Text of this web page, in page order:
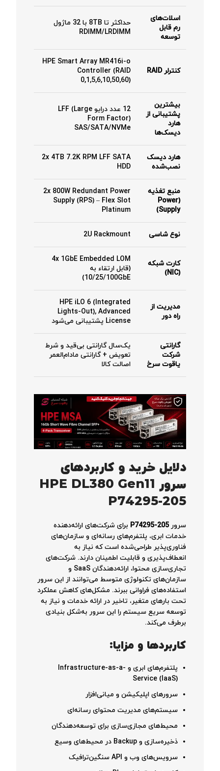
اسلات‌های
رم قابل
توسعه
حداکثر تا 8TB با 32 ماژول
RDIMM/LRDIMM
کنترلر RAID
HPE Smart Array MR416i-o
Controller (RAID
0,1,5,6,10,50,60)
بیشترین
پشتیبانی از
هارد
دیسک‌ها
12 عدد درایو LFF (Large
Form Factor)
SAS/SATA/NVMe
هارد دیسک
نصب‌شده
2x 4TB 7.2K RPM LFF SATA
HDD
منبع تغذیه
(Power
Supply)
2x 800W Redundant Power
Supply (RPS) – Flex Slot
Platinum
نوع شاسی 2U Rackmount
کارت شبکه
(NIC)
4x 1GbE Embedded LOM
(قابل ارتقاء به
10/25/100GbE)
مدیریت از
راه دور
HPE iLO 6 (Integrated
Lights-Out), Advanced
License پشتیبانی می‌شود
گارانتی
شرکت
یاقوت سرخ
یک‌سال گارانتی بی‌قید و شرط
تعویض + گارانتی مادام‌العمر
اصالت کالا
دلایل خرید و کاربردهای
سرور HPE DL380 Gen11
P74295-205
سرورP74295-205 برای شرکت‌های ارائه‌دهنده
خدمات ابری، پلتفرم‌های رسانه‌ای و سازمان‌های
فناوری‌پذیر طراحی‌شده است که نیاز به
انعطاف‌پذیری و قابلیت اطمینان دارند. شرکت‌های
تجاری‌سازی محتوا، ارائه‌دهندگان SaaS و
سازمان‌های تکنولوژی متوسط می‌توانند از این سرور
استفاده‌های فراوانی ببرند. مشکل‌های کاهش عملکرد
تحت بار‌های متغیر، تاخیر در ارائه خدمات و نیاز به
توسعه سریع سیستم را این سرور به‌شکل بنیادی
برطرف می‌کند.
کاربردها و مزایا:
پلتفرم‌های ابری و Infrastructure-as-a-
Service (IaaS)
سرورهای اپلیکیشن و میانی‌افزار
سیستم‌های مدیریت محتوای رسانه‌ای
محیط‌های مجازی‌سازی برای توسعه‌دهندگان
ذخیره‌سازی و Backup در محیط‌های وسیع
سرویس‌های وب و API سنگین‌ترافیک